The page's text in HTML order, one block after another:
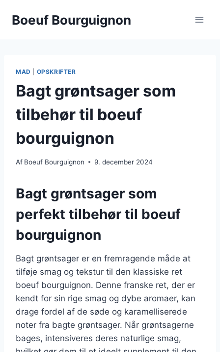
Boeuf Bourguignon
MAD OPSKRIFTER
Bagt grøntsager som
tilbehør til boeuf
bourguignon
Af Boeuf Bourguignon 9. december 2024
Bagt grøntsager som
perfekt tilbehør til boeuf
bourguignon
Bagt grøntsager er en fremragende måde at
tilføje smag og tekstur til den klassiske ret
boeuf bourguignon. Denne franske ret, der er
kendt for sin rige smag og dybe aromaer, kan
drage fordel af de søde og karamelliserede
noter fra bagte grøntsager. Når grøntsagerne
bages, intensiveres deres naturlige smag,